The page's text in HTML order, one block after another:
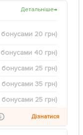
Детальніше→
бонусами 20 грн)
бонусами 40 грн)
бонусами 25 грн)
бонусами35 грн)
бонусами 25 грн)
Дізнатися